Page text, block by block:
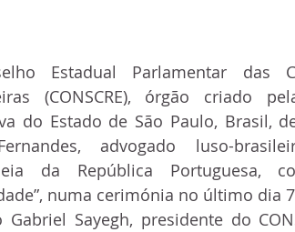
Estadual Parlamentar das
(CONSCRE), órgão criado
do Estado de São Paulo, Brasil,
advogado luso-
da República Portuguesa,
numa cerimónia no último dia
Gabriel Sayegh, presidente do